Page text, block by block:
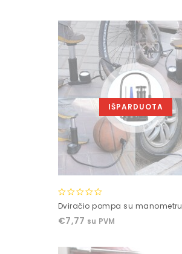
IŠPARDUOTA
0
of
Dviračio pompa su manometru
€7,77 su PVM